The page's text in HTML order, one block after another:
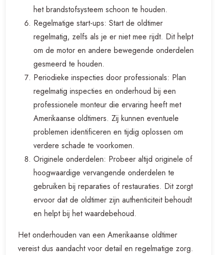
het brandstofsysteem schoon te houden.
Regelmatige start-ups: Start de oldtimer
regelmatig, zelfs als je er niet mee rijdt. Dit helpt
om de motor en andere bewegende onderdelen
gesmeerd te houden.
Periodieke inspecties door professionals: Plan
regelmatig inspecties en onderhoud bij een
professionele monteur die ervaring heeft met
Amerikaanse oldtimers. Zij kunnen eventuele
problemen identificeren en tijdig oplossen om
verdere schade te voorkomen.
Originele onderdelen: Probeer altijd originele of
hoogwaardige vervangende onderdelen te
gebruiken bij reparaties of restauraties. Dit zorgt
ervoor dat de oldtimer zijn authenticiteit behoudt
en helpt bij het waardebehoud.
Het onderhouden van een Amerikaanse oldtimer
vereist dus aandacht voor detail en regelmatige zorg.